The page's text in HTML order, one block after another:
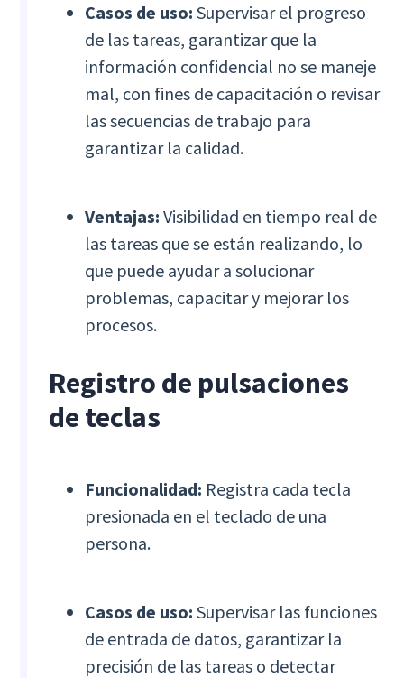
Casos de uso: Supervisar el progreso
de las tareas, garantizar que la
información confidencial no se maneje
mal, con fines de capacitación o revisar
las secuencias de trabajo para
garantizar la calidad.
Ventajas: Visibilidad en tiempo real de
las tareas que se están realizando, lo
que puede ayudar a solucionar
problemas, capacitar y mejorar los
procesos.
Registro de pulsaciones
de teclas
Funcionalidad: Registra cada tecla
presionada en el teclado de una
persona.
Casos de uso: Supervisar las funciones
de entrada de datos, garantizar la
precisión de las tareas o detectar